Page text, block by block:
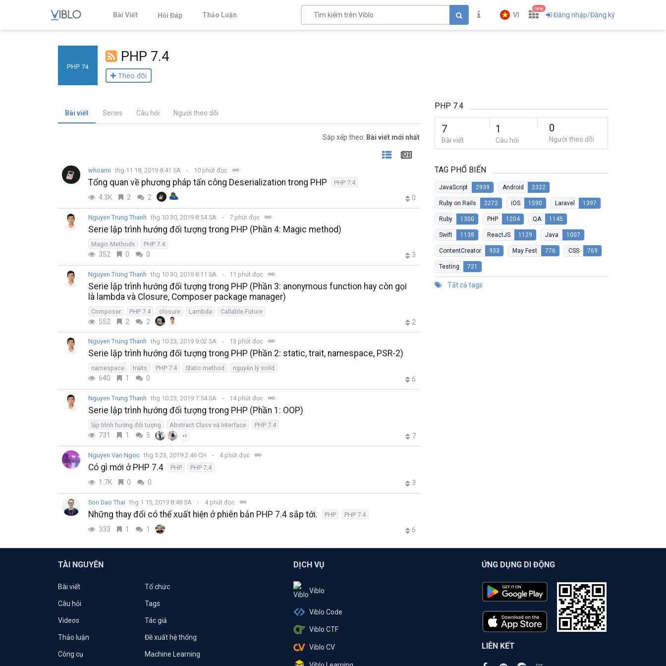
Bài Viết Hỏi Đáp Thảo Luận VI
new
Đăng nhập/Đăng ký
PHP 7.4
Theo dõi
Bài viết Series Câu hỏi Người theo dõi
Sắp xếp theo: Bài viết mới nhất
whoami thg 11 18, 2019 8:41 SA 10 phút đọc
Tổng quan về phương pháp tấn công Deserialization trong PHP PHP 7.4
4.3K 2 2 0
Nguyen Trung Thanh thg 10 30, 2019 8:54 SA 7 phút đọc
Serie lập trình hướng đối tượng trong PHP (Phần 4: Magic method)
Magic Methods PHP 7.4
352 0 0 3
Nguyen Trung Thanh thg 10 30, 2019 8:11 SA 11 phút đọc
Serie lập trình hướng đối tượng trong PHP (Phần 3: anonymous function hay còn gọi
là lambda và Closure, Composer package manager)
Composer PHP 7.4 closure Lambda Callable Future
552 2 2 2
Nguyen Trung Thanh thg 10 23, 2019 9:02 SA 13 phút đọc
Serie lập trình hướng đối tượng trong PHP (Phần 2: static, trait, namespace, PSR-2)
namespace traits PHP 7.4 Static method nguyên lý solid
640 1 0 6
Nguyen Trung Thanh thg 10 23, 2019 7:54 SA 14 phút đọc
Serie lập trình hướng đối tượng trong PHP (Phần 1: OOP)
lập trình hướng đối tượng Abstract Class và Interface PHP 7.4
731 1 5 +1 7
Nguyen Van Ngoc thg 5 23, 2019 2:46 CH 4 phút đọc
Có gì mới ở PHP 7.4 PHP PHP 7.4
1.7K 0 0 3
Son Dao Thai thg 1 15, 2019 8:48 SA 4 phút đọc
Những thay đổi có thể xuất hiện ở phiên bản PHP 7.4 sắp tới. PHP PHP 7.4
333 1 1 6
PHP 7.4
7
Bài viết
1
Câu hỏi
0
Người theo dõi
TAG PHỔ BIẾN
JavaScript 2939 Android 2322
Ruby on Rails 2272 iOS 1590 Laravel 1397
Ruby 1300 PHP 1204 QA 1145
Swift 1138 ReactJS 1129 Java 1007
ContentCreator 933 May Fest 776 CSS 769
Testing 721
Tất cả tags
TÀI NGUYÊN
Bài viết Tổ chức
Câu hỏi Tags
Videos Tác giả
Thảo luận Đề xuất hệ thống
Công cụ Machine Learning
DỊCH VỤ
Viblo
Viblo Code
Viblo CTF
Viblo CV
ỨNG DỤNG DI ĐỘNG
LIÊN KẾT